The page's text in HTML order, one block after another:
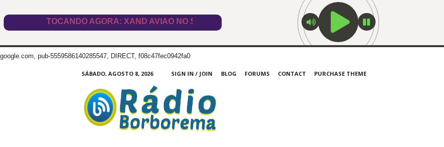
google.com, pub-5559586140285547, DIRECT, f08c47fec0942fa0
SÁBADO, AGOSTO 8, 2026 SIGN IN / JOIN BLOG FORUMS CONTACT
PURCHASE THEME
Borborema